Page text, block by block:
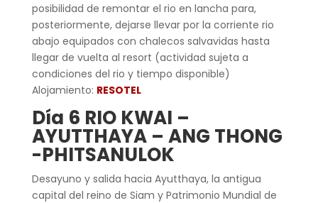
posibilidad de remontar el rio en lancha para,
posteriormente, dejarse llevar por la corriente rio
abajo equipados con chalecos salvavidas hasta
llegar de vuelta al resort (actividad sujeta a
condiciones del rio y tiempo disponible)
Alojamiento: RESOTEL
Día 6 RIO KWAI –
AYUTTHAYA – ANG THONG
-PHITSANULOK
Desayuno y salida hacia Ayutthaya, la antigua
capital del reino de Siam y Patrimonio Mundial de